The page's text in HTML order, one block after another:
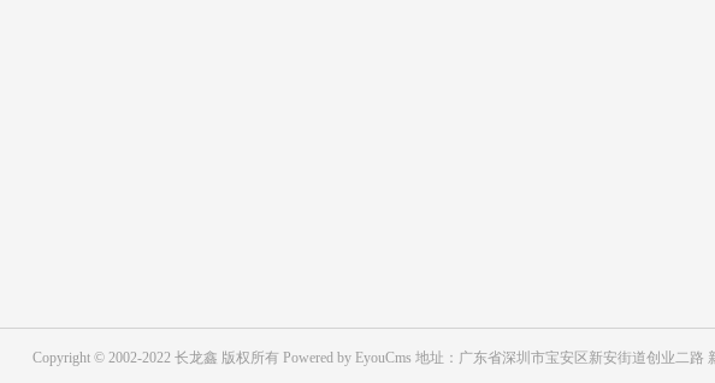
Copyright © 2002-2022 长龙鑫 版权所有 Powered by EyouCms 地址：广东省深圳市宝安区新安街道创业二路